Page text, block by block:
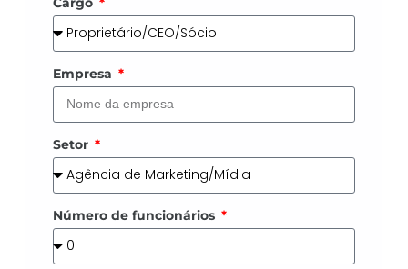
Empresa
Setor
Número de funcionários